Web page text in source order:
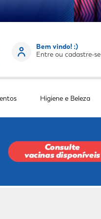
Bem vindo! :)
Entre ou cadastre-se
Higiene e Beleza